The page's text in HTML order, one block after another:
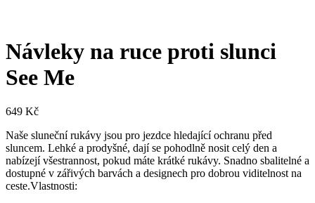
Návleky na ruce proti slunci
See Me
649 Kč
Naše sluneční rukávy jsou pro jezdce hledající ochranu před
sluncem. Lehké a prodyšné, dají se pohodlně nosit celý den a
nabízejí všestrannost, pokud máte krátké rukávy. Snadno sbalitelné a
dostupné v zářivých barvách a designech pro dobrou viditelnost na
ceste.Vlastnosti: